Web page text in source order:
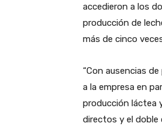
accedieron a los
producción de
más de cinco
“Con ausencias
a la empresa en
producción láctea
directos y el doble